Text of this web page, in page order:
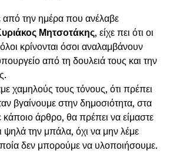
από την ημέρα που ανέλαβε
Μητσοτάκης, είχε πει ότι οι
κρίνονται όσοι αναλαμβάνουν
από τη δουλειά τους και την
χαμηλούς τους τόνους, ότι πρέπει
βγαίνουμε στην δημοσιότητα, στα
άρθρο, θα πρέπει να είμαστε
ψηλά την μπάλα, όχι να μην λέμε
δεν μπορούμε να υλοποιήσουμε.